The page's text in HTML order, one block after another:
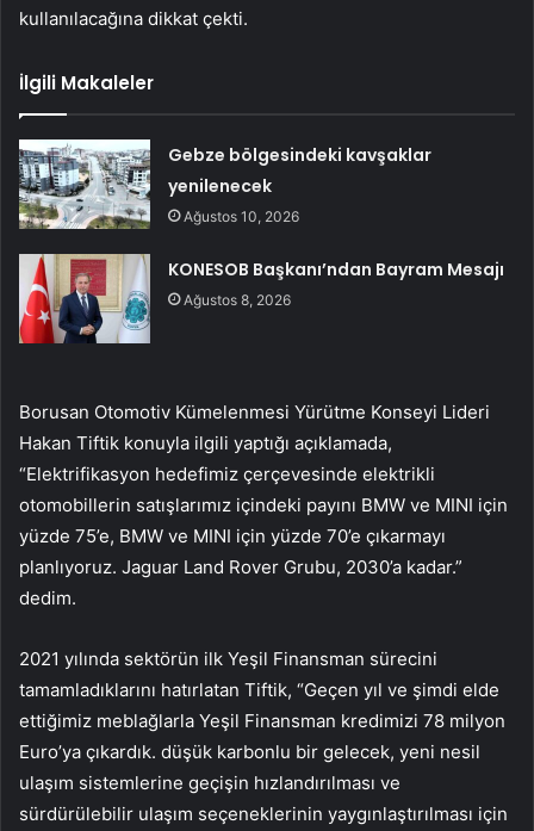
kullanılacağına dikkat çekti.
İlgili Makaleler
Gebze bölgesindeki kavşaklar
yenilenecek
Ağustos 10, 2026
KONESOB Başkanı’ndan Bayram Mesajı
Ağustos 8, 2026
Borusan Otomotiv Kümelenmesi Yürütme Konseyi Lideri
Hakan Tiftik konuyla ilgili yaptığı açıklamada,
“Elektrifikasyon hedefimiz çerçevesinde elektrikli
otomobillerin satışlarımız içindeki payını BMW ve MINI için
yüzde 75’e, BMW ve MINI için yüzde 70’e çıkarmayı
planlıyoruz. Jaguar Land Rover Grubu, 2030’a kadar.”
dedim.
2021 yılında sektörün ilk Yeşil Finansman sürecini
tamamladıklarını hatırlatan Tiftik, “Geçen yıl ve şimdi elde
ettiğimiz meblağlarla Yeşil Finansman kredimizi 78 milyon
Euro’ya çıkardık. düşük karbonlu bir gelecek, yeni nesil
ulaşım sistemlerine geçişin hızlandırılması ve
sürdürülebilir ulaşım seçeneklerinin yaygınlaştırılması için